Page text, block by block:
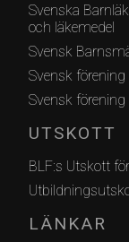
Svenska
och läkemedel
Svensk
Svensk
Svensk
UTSKOTT
BLF:s Utskott
LÄNKAR